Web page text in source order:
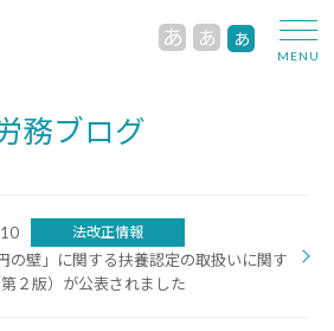
あ あ あ
務ブログ
法改正情報
の壁」に関する扶養認定の取扱いに関す
２版）が公表されました